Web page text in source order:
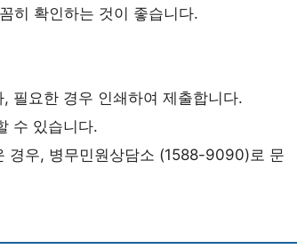
히 확인하는 것이 좋습니다.
필요한 경우 인쇄하여 제출합니다.
수 있습니다.
경우, 병무민원상담소 (1588-9090)로 문